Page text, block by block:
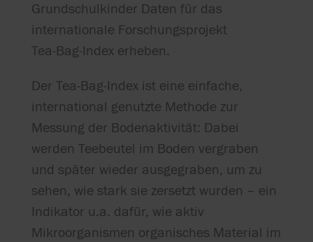
Grundschulkinder Daten für das
internationale Forschungsprojekt
Tea‑Bag‑Index erheben.
Der Tea‑Bag‑Index ist eine einfache,
international genutzte Methode zur
Messung der Bodenaktivität: Dabei
werden Teebeutel im Boden vergraben
und später wieder ausgegraben, um zu
sehen, wie stark sie zersetzt wurden – ein
Indikator u.a. dafür, wie aktiv
Mikroorganismen organisches Material im